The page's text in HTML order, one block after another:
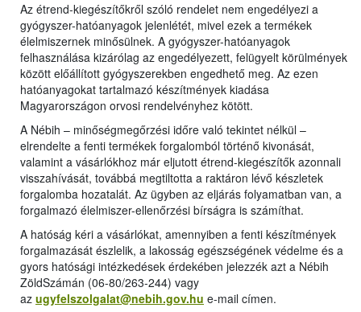
Az étrend-kiegészítőkről szóló rendelet nem engedélyezi a
gyógyszer-hatóanyagok jelenlétét, mivel ezek a termékek
élelmiszernek minősülnek. A gyógyszer-hatóanyagok
felhasználása kizárólag az engedélyezett, felügyelt körülmények
között előállított gyógyszerekben engedhető meg. Az ezen
hatóanyagokat tartalmazó készítmények kiadása
Magyarországon orvosi rendelvényhez kötött.
A Nébih – minőségmegőrzési időre való tekintet nélkül –
elrendelte a fenti termékek forgalomból történő kivonását,
valamint a vásárlókhoz már eljutott étrend-kiegészítők azonnali
visszahívását, továbbá megtiltotta a raktáron lévő készletek
forgalomba hozatalát. Az ügyben az eljárás folyamatban van, a
forgalmazó élelmiszer-ellenőrzési bírságra is számíthat.
A hatóság kéri a vásárlókat, amennyiben a fenti készítmények
forgalmazását észlelik, a lakosság egészségének védelme és a
gyors hatósági intézkedések érdekében jelezzék azt a Nébih
ZöldSzámán (06-80/263-244) vagy
az ugyfelszolgalat@nebih.gov.hu e-mail címen.